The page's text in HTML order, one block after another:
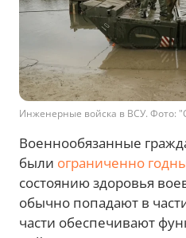
Инженерные войска в ВСУ. Фото:
Военнообязанные
были ограниченно
состоянию здоровья
обычно попадают в
части обеспечивают